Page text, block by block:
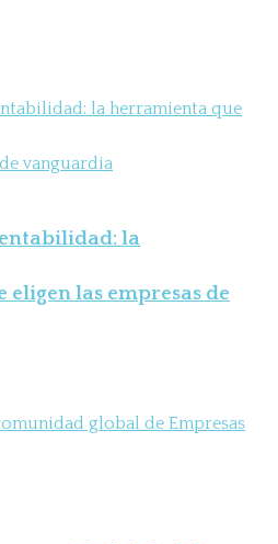
la
las empresas de